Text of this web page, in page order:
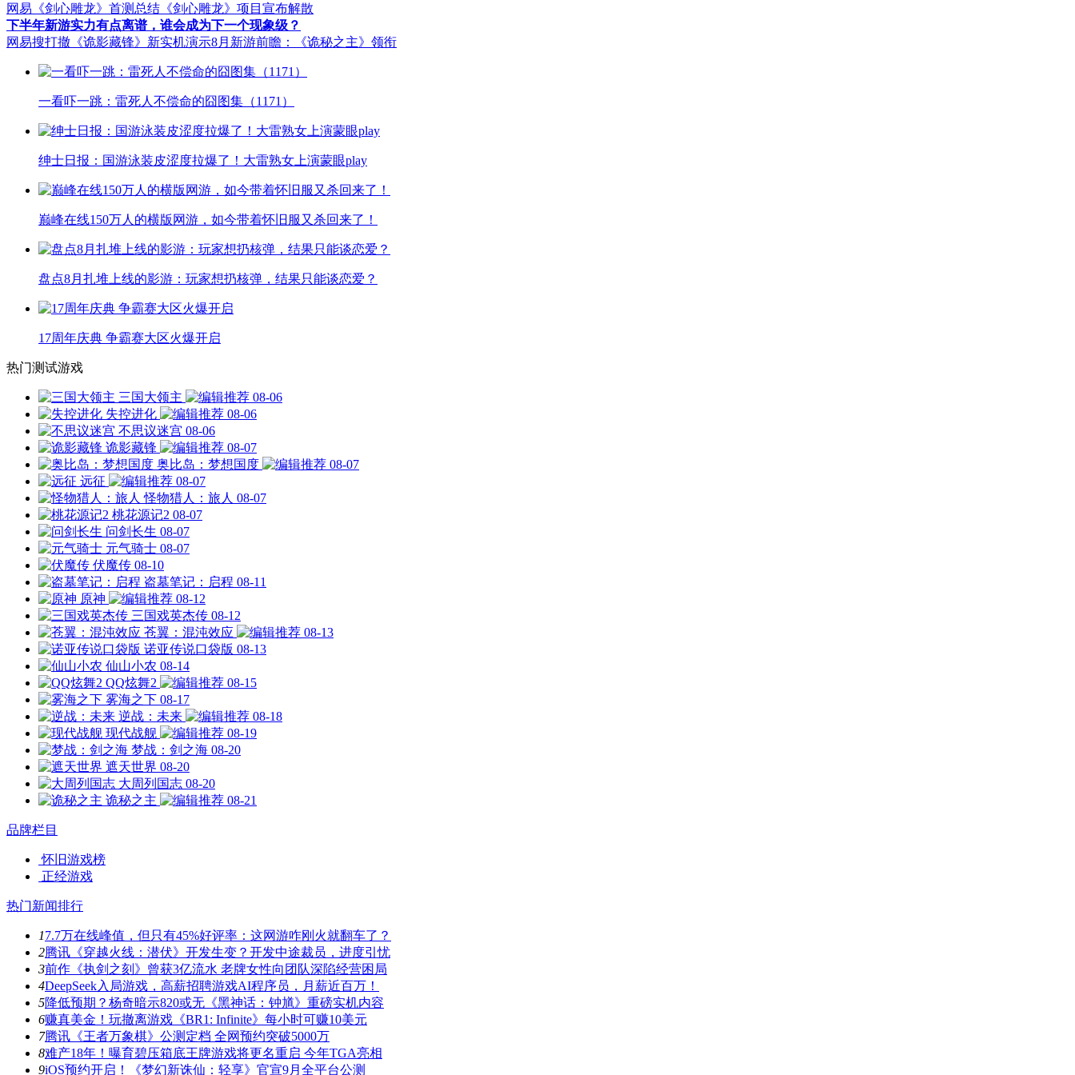
网易《剑心雕龙》首测总结 《剑心雕龙》项目宣布解散
下半年新游实力有点离谱，谁会成为下一个现象级？
网易搜打撤《诡影藏锋》新实机演示8月新游前瞻：《诡秘之主》领衔
一看吓一跳：雷死人不偿命的囧图集（1171）
绅士日报：国游泳装皮涩度拉爆了！大雷熟女上演蒙眼play
巅峰在线150万人的横版网游，如今带着怀旧服又杀回来了！
盘点8月扎堆上线的影游：玩家想扔核弹，结果只能谈恋爱？
17周年庆典 争霸赛大区火爆开启
热门测试游戏
三国大领主
08-06
失控进化
08-06
不思议迷宫 08-06
诡影藏锋
08-07
奥比岛：梦想国度
08-07
远征
08-07
怪物猎人：旅人 08-07
桃花源记2 08-07
问剑长生 08-07
元气骑士 08-07
伏魔传 08-10
盗墓笔记：启程 08-11
原神
08-12
三国戏英杰传 08-12
苍翼：混沌效应
08-13
诺亚传说口袋版 08-13
仙山小农 08-14
QQ炫舞2
08-15
雾海之下 08-17
逆战：未来
08-18
现代战舰
08-19
梦战：剑之海 08-20
遮天世界 08-20
大周列国志 08-20
诡秘之主
08-21
品牌栏目
怀旧游戏榜
正经游戏
热门新闻排行
17.7万在线峰值，但只有45%好评率：这网游咋刚火就翻车了？
2腾讯《穿越火线：潜伏》开发生变？开发中途裁员，进度引忧
3前作《执剑之刻》曾获3亿流水 老牌女性向团队深陷经营困局
4DeepSeek入局游戏，高薪招聘游戏AI程序员，月薪近百万！
5降低预期？杨奇暗示820或无《黑神话：钟馗》重磅实机内容
6赚真美金！玩撤离游戏《BR1: Infinite》每小时可赚10美元
7腾讯《王者万象棋》公测定档 全网预约突破5000万
8难产18年！曝育碧压箱底王牌游戏将更名重启 今年TGA亮相
9iOS预约开启！《梦幻新诛仙：轻享》官宣9月全平台公测